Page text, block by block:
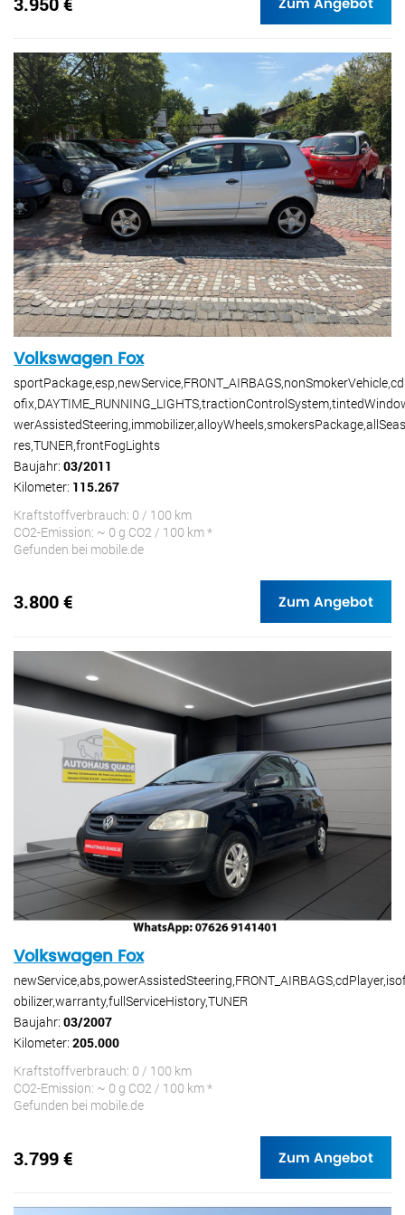
Volkswagen Fox
res,TUNER,frontFogLights
Baujahr: 03/2011
Kilometer: 115.267
Kraftstoffverbrauch: 0 / 100 km
CO2-Emission: ~ 0 g CO2 / 100 km *
Gefunden bei mobile.de
3.800 € Zum Angebot
Volkswagen Fox
obilizer,warranty,fullServiceHistory,TUNER
Baujahr: 03/2007
Kilometer: 205.000
Kraftstoffverbrauch: 0 / 100 km
CO2-Emission: ~ 0 g CO2 / 100 km *
Gefunden bei mobile.de
3.799 € Zum Angebot